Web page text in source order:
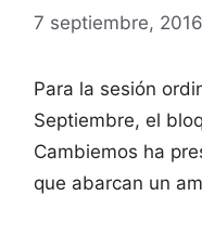
7 septiembre, 2016
Para la sesión
Septiembre, el
Cambiemos ha
que abarcan un